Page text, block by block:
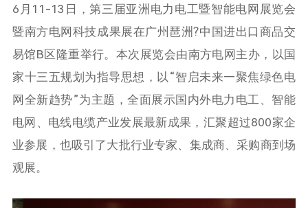
6月11-13日，第三届亚洲电力电工暨智能电网展览会
暨南方电网科技成果展在广州琶洲?中国进出口商品交
易馆B区隆重举行。本次展览会由南方电网主办，以国
家十三五规划为指导思想，以“智启未来—聚焦绿色电
网全新趋势”为主题，全面展示国内外电力电工、智能
电网、电线电缆产业发展最新成果，汇聚超过800家企
业参展，也吸引了大批行业专家、集成商、采购商到场
观展。